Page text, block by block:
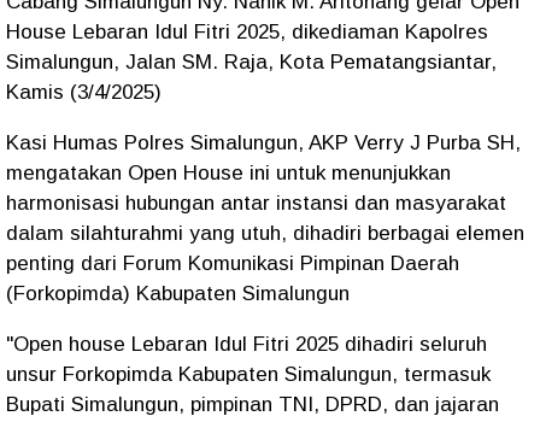
House Lebaran Idul Fitri 2025, dikediaman Kapolres
Simalungun, Jalan SM. Raja, Kota Pematangsiantar,
Kamis (3/4/2025)
Kasi Humas Polres Simalungun, AKP Verry J Purba SH,
mengatakan Open House ini untuk menunjukkan
harmonisasi hubungan antar instansi dan masyarakat
dalam silahturahmi yang utuh, dihadiri berbagai elemen
penting dari Forum Komunikasi Pimpinan Daerah
(Forkopimda) Kabupaten Simalungun
"Open house Lebaran Idul Fitri 2025 dihadiri seluruh
unsur Forkopimda Kabupaten Simalungun, termasuk
Bupati Simalungun, pimpinan TNI, DPRD, dan jajaran